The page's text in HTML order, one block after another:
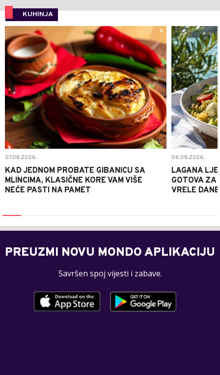
KUHINJA
0
07.08.2026.
KAD JEDNOM PROBATE GIBANICU SA
MLINCIMA, KLASIČNE KORE VAM VIŠE
NEĆE PASTI NA PAMET
06.08.2026.
LAGANA
GOTOVA ZA
VRELE DANE
PREUZMI NOVU MONDO APLIKACIJU
Savršen spoj vijesti i zabave.